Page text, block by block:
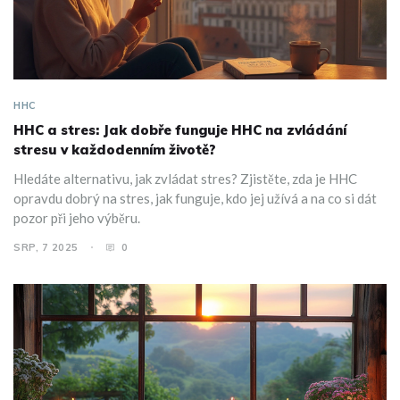
HHC
HHC a stres: Jak dobře funguje HHC na zvládání
stresu v každodenním životě?
Hledáte alternativu, jak zvládat stres? Zjistěte, zda je HHC
opravdu dobrý na stres, jak funguje, kdo jej užívá a na co si dát
pozor při jeho výběru.
SRP, 7 2025 0